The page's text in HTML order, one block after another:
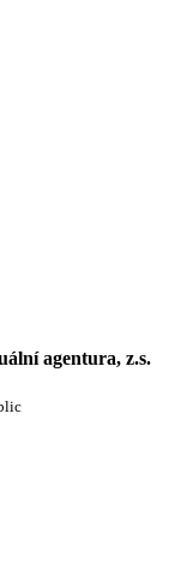
agentura, z.s.